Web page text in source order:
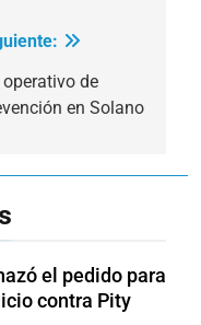
operativo de
en Solano
el pedido para
contra Pity